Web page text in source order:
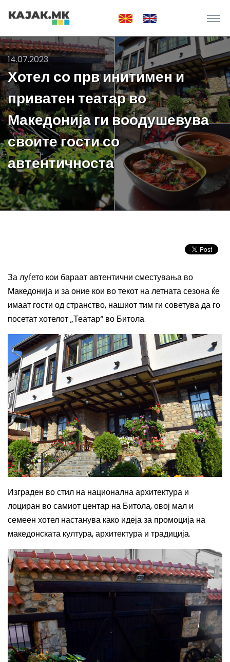
14.07.2023
Хотел со прв инитимен и
приватен театар во
Македонија ги воодушевува
своите гости со
автентичноста
За луѓето кои бараат автентични сместувања во
Македонија и за оние кои во текот на летната сезона ќе
имаат гости од странство, нашиот тим ги советува да го
посетат хотелот „Театар“ во Битола.
Изграден во стил на национална архитектура и
лоциран во самиот центар на Битола, овој мал и
семеен хотел настанува како идеја за промоција на
македонската култура, архитектура и традиција.